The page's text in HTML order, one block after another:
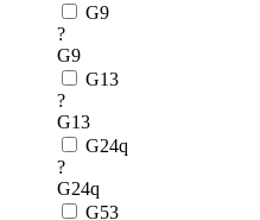
G9
?
G9
G13
?
G13
G24q
?
G24q
G53